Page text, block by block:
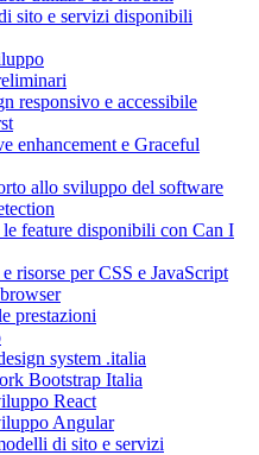
sito e servizi disponibili
responsivo e accessibile
enhancement e Graceful
allo sviluppo del software
feature disponibili con Can I
risorse per CSS e JavaScript
prestazioni
system .italia
Bootstrap Italia
React
Angular
di sito e servizi